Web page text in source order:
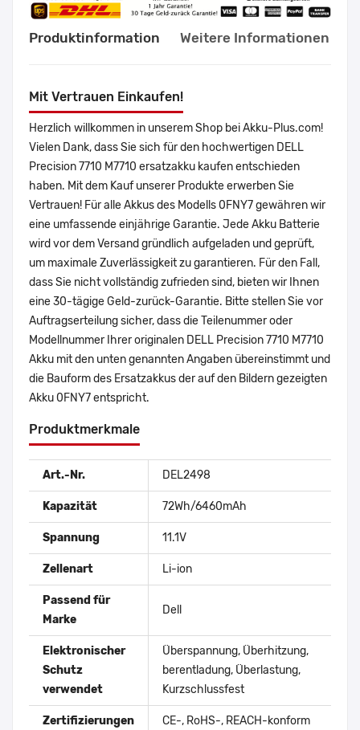
Produktinformation Weitere Informationen
Mit Vertrauen Einkaufen!
Herzlich willkommen in unserem Shop bei Akku-Plus.com!
Vielen Dank, dass Sie sich für den hochwertigen DELL
Precision 7710 M7710 ersatzakku kaufen entschieden
haben. Mit dem Kauf unserer Produkte erwerben Sie
Vertrauen! Für alle Akkus des Modells 0FNY7 gewähren wir
eine umfassende einjährige Garantie. Jede Akku Batterie
wird vor dem Versand gründlich aufgeladen und geprüft,
um maximale Zuverlässigkeit zu garantieren. Für den Fall,
dass Sie nicht vollständig zufrieden sind, bieten wir Ihnen
eine 30-tägige Geld-zurück-Garantie. Bitte stellen Sie vor
Auftragserteilung sicher, dass die Teilenummer oder
Modellnummer Ihrer originalen DELL Precision 7710 M7710
Akku mit den unten genannten Angaben übereinstimmt und
die Bauform des Ersatzakkus der auf den Bildern gezeigten
Akku 0FNY7 entspricht.
Produktmerkmale
Art.-Nr. DEL2498
Kapazität 72Wh/6460mAh
Spannung 11.1V
Zellenart Li-ion
Passend für
Marke
Dell
Elektronischer
Schutz
verwendet
Überspannung, Überhitzung,
berentladung, Überlastung,
Kurzschlussfest
Zertifizierungen
CE-, RoHS-, REACH-konform